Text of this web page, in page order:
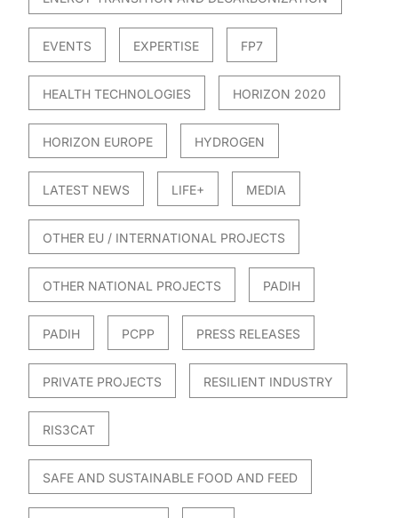
EVENTS EXPERTISE FP7
HEALTH TECHNOLOGIES HORIZON 2020
HORIZON EUROPE HYDROGEN
LATEST NEWS LIFE+ MEDIA
OTHER EU / INTERNATIONAL PROJECTS
OTHER NATIONAL PROJECTS PADIH
PADIH PCPP PRESS RELEASES
PRIVATE PROJECTS RESILIENT INDUSTRY
RIS3CAT
SAFE AND SUSTAINABLE FOOD AND FEED